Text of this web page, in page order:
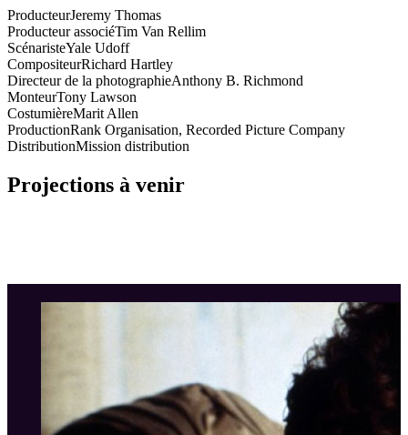
ProducteurJeremy Thomas
Producteur associéTim Van Rellim
ScénaristeYale Udoff
CompositeurRichard Hartley
Directeur de la photographieAnthony B. Richmond
MonteurTony Lawson
CostumièreMarit Allen
ProductionRank Organisation, Recorded Picture Company
DistributionMission distribution
Projections à venir